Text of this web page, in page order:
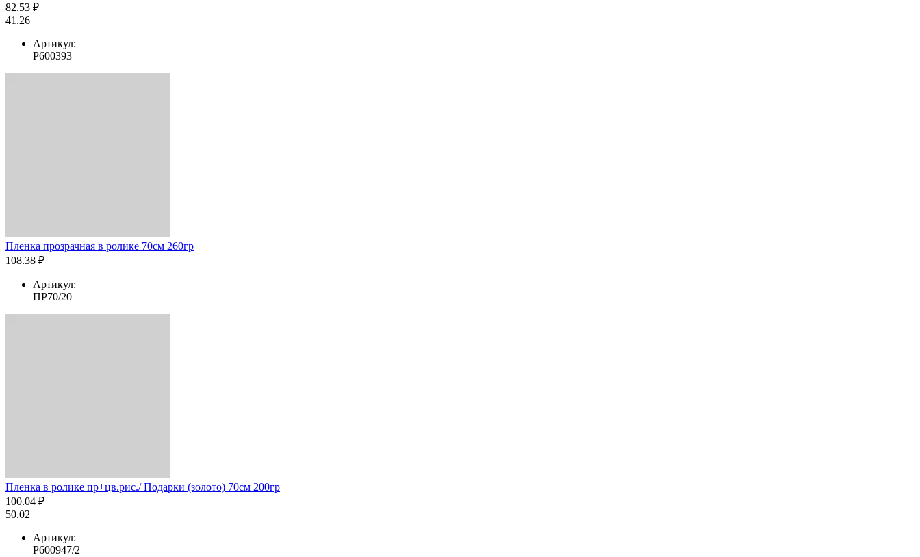
82.53 ₽
41.26
Артикул:
Р600393
Пленка прозрачная в ролике 70см 260гр
108.38 ₽
Артикул:
ПР70/20
Пленка в ролике пр+цв.рис./ Подарки (золото) 70см 200гр
100.04 ₽
50.02
Артикул:
Р600947/2